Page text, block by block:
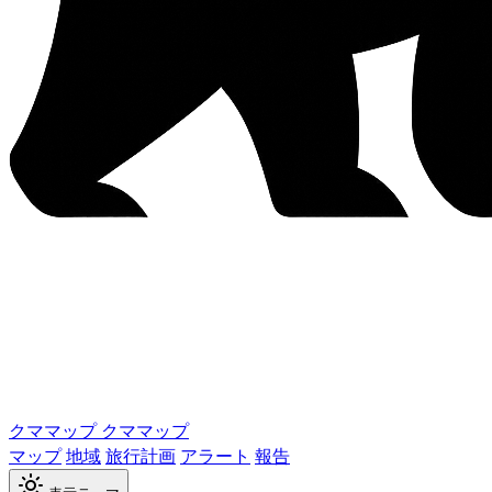
クママップ クママップ
マップ地域旅行計画 アラート 報告